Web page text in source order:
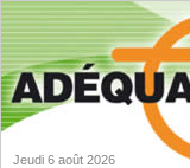
Jeudi 6 août 2026